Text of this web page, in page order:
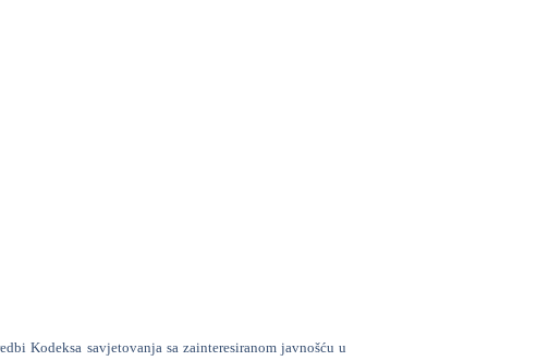
Kodeksa savjetovanja sa zainteresiranom javnošću u